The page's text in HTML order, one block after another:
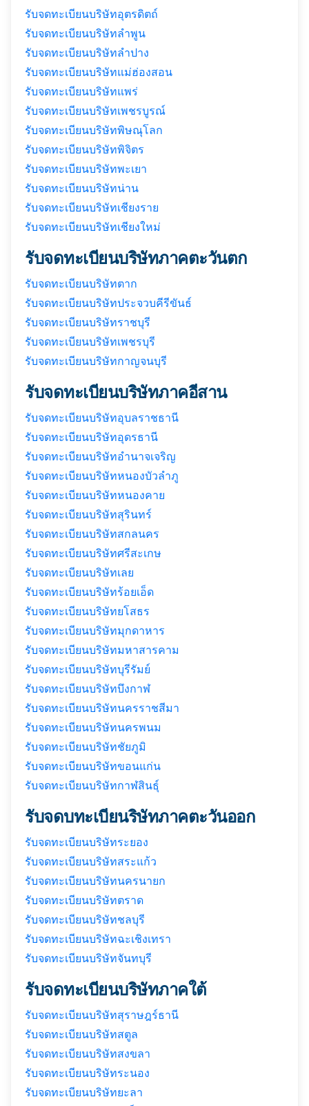
รับจดทะเบียนบริษัทอุตรดิตถ์
รับจดทะเบียนบริษัทลำพูน
รับจดทะเบียนบริษัทลำปาง
รับจดทะเบียนบริษัทแม่ฮ่องสอน
รับจดทะเบียนบริษัทแพร่
รับจดทะเบียนบริษัทเพชรบูรณ์
รับจดทะเบียนบริษัทพิษณุโลก
รับจดทะเบียนบริษัทพิจิตร
รับจดทะเบียนบริษัทพะเยา
รับจดทะเบียนบริษัทน่าน
รับจดทะเบียนบริษัทเชียงราย
รับจดทะเบียนบริษัทเชียงใหม่
รับจดทะเบียนบริษัทภาคตะวันตก
รับจดทะเบียนบริษัทตาก
รับจดทะเบียนบริษัทประจวบคีรีขันธ์
รับจดทะเบียนบริษัทราชบุรี
รับจดทะเบียนบริษัทเพชรบุรี
รับจดทะเบียนบริษัทกาญจนบุรี
รับจดทะเบียนบริษัทภาคอีสาน
รับจดทะเบียนบริษัทอุบลราชธานี
รับจดทะเบียนบริษัทอุดรธานี
รับจดทะเบียนบริษัทอำนาจเจริญ
รับจดทะเบียนบริษัทหนองบัวลำภู
รับจดทะเบียนบริษัทหนองคาย
รับจดทะเบียนบริษัทสุรินทร์
รับจดทะเบียนบริษัทสกลนคร
รับจดทะเบียนบริษัทศรีสะเกษ
รับจดทะเบียนบริษัทเลย
รับจดทะเบียนบริษัทร้อยเอ็ด
รับจดทะเบียนบริษัทยโสธร
รับจดทะเบียนบริษัทมุกดาหาร
รับจดทะเบียนบริษัทมหาสารคาม
รับจดทะเบียนบริษัทบุรีรัมย์
รับจดทะเบียนบริษัทบึงกาฬ
รับจดทะเบียนบริษัทนครราชสีมา
รับจดทะเบียนบริษัทนครพนม
รับจดทะเบียนบริษัทชัยภูมิ
รับจดทะเบียนบริษัทขอนแก่น
รับจดทะเบียนบริษัทกาฬสินธุ์
รับจดบทะเบียนริษัทภาคตะวันออก
รับจดทะเบียนบริษัทระยอง
รับจดทะเบียนบริษัทสระแก้ว
รับจดทะเบียนบริษัทนครนายก
รับจดทะเบียนบริษัทตราด
รับจดทะเบียนบริษัทชลบุรี
รับจดทะเบียนบริษัทฉะเชิงเทรา
รับจดทะเบียนบริษัทจันทบุรี
รับจดทะเบียนบริษัทภาคใต้
รับจดทะเบียนบริษัทสุราษฎร์ธานี
รับจดทะเบียนบริษัทสตูล
รับจดทะเบียนบริษัทสงขลา
รับจดทะเบียนบริษัทระนอง
รับจดทะเบียนบริษัทยะลา